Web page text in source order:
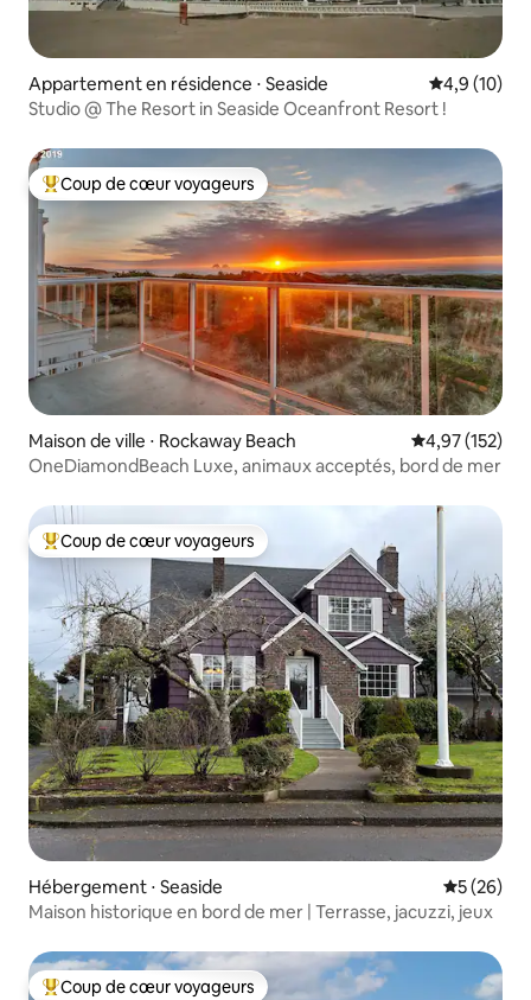
Appartement en résidence ⋅ Seaside Évaluation
4,9 (10)
Studio @ The Resort in Seaside Oceanfront Resort !
Coups de cœur voyageurs les plus appréciés
Coup de cœur voyageurs
Maison de ville ⋅ Rockaway Beach Évaluation
4,97 (152)
OneDiamondBeach Luxe, animaux acceptés, bord de mer
Coups de cœur voyageurs les plus appréciés
Coup de cœur voyageurs
Hébergement ⋅ Seaside
5 (26)
Maison historique en bord de mer | Terrasse, jacuzzi, jeux
Coup de cœur voyageurs